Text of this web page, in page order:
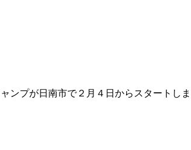
ンプが日南市で２月４日からスタート